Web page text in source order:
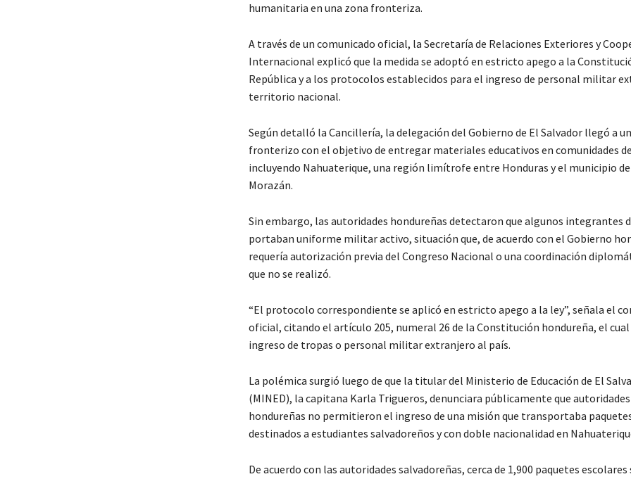
humanitaria en una zona fronteriza.
A través de un comunicado oficial, la Secretaría de Relaciones Exteriores y
Internacional explicó que la medida se adoptó en estricto apego a la
República y a los protocolos establecidos para el ingreso de personal militar
territorio nacional.
Según detalló la Cancillería, la delegación del Gobierno de El Salvador llegó a
fronterizo con el objetivo de entregar materiales educativos en comunidades
incluyendo Nahuaterique, una región limítrofe entre Honduras y el municipio
Morazán.
Sin embargo, las autoridades hondureñas detectaron que algunos integrantes
portaban uniforme militar activo, situación que, de acuerdo con el Gobierno
requería autorización previa del Congreso Nacional o una coordinación
que no se realizó.
“El protocolo correspondiente se aplicó en estricto apego a la ley”, señala el
oficial, citando el artículo 205, numeral 26 de la Constitución hondureña, el
ingreso de tropas o personal militar extranjero al país.
La polémica surgió luego de que la titular del Ministerio de Educación de El
(MINED), la capitana Karla Trigueros, denunciara públicamente que
hondureñas no permitieron el ingreso de una misión que transportaba
destinados a estudiantes salvadoreños y con doble nacionalidad en
De acuerdo con las autoridades salvadoreñas, cerca de 1,900 paquetes escolares